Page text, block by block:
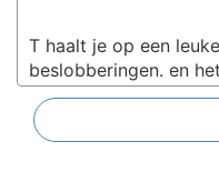
T haalt je op een
beslobberingen. en
zelf niet (meer)
— Verpleegkundige